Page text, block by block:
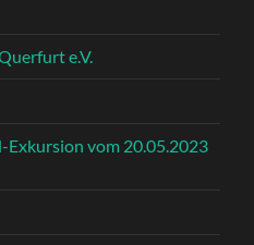
e.V.
Exkursion vom 20.05.2023